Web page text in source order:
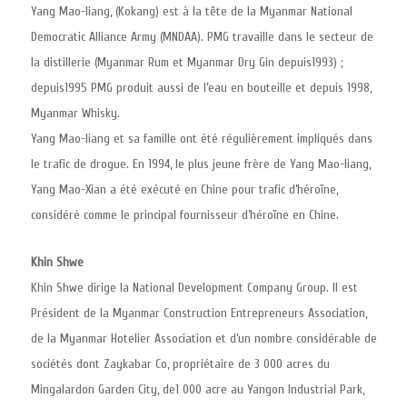
Yang Mao-liang, (Kokang) est à la tête de la Myanmar National
Democratic Alliance Army (MNDAA). PMG travaille dans le secteur de
la distillerie (Myanmar Rum et Myanmar Dry Gin depuis1993) ;
depuis1995 PMG produit aussi de l’eau en bouteille et depuis 1998,
Myanmar Whisky.
Yang Mao-liang et sa famille ont été régulièrement impliqués dans
le trafic de drogue. En 1994, le plus jeune frère de Yang Mao-liang,
Yang Mao-Xian a été exécuté en Chine pour trafic d’héroïne,
considéré comme le principal fournisseur d’héroïne en Chine.
Khin Shwe
Khin Shwe dirige la National Development Company Group. Il est
Président de la Myanmar Construction Entrepreneurs Association,
de la Myanmar Hotelier Association et d’un nombre considérable de
sociétés dont Zaykabar Co, propriétaire de 3 000 acres du
Mingalardon Garden City, de1 000 acre au Yangon Industrial Park,